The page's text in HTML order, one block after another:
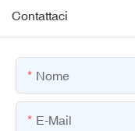
Contattaci
Nome
E-Mail